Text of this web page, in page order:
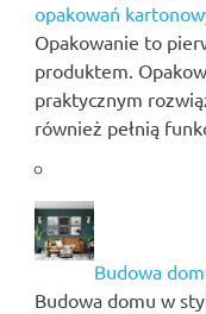
opakowań
Opakowanie to
produktem.
praktycznym
również pełnią
Budowa
Budowa domu w